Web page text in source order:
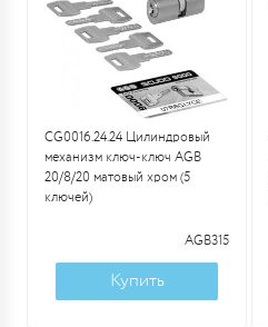
CG0016.24.24 Цилиндровый
механизм ключ-ключ AGB
20/8/20 матовый хром (5
ключей)
AGB315
Купить